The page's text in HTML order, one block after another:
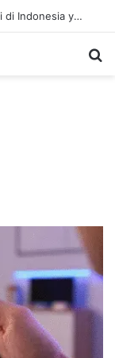
Peran KPK dalam Pemberantasan Korupsi di Indonesia yang Efektif dan Terukur